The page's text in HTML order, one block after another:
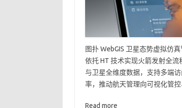
图扑 WebGIS 卫星态势虚拟仿
依托 HT 技术实现火箭发射全
与卫星全维度数据，支持多端
率，推动航天管理向可视化管
Read more